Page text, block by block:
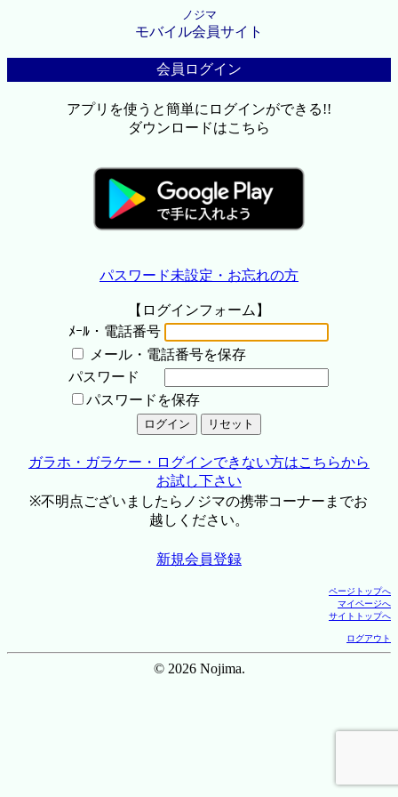
ノジマ
モバイル会員サイト
会員ログイン
アプリを使うと簡単にログインができる!!
ダウンロードはこちら
パスワード未設定・お忘れの方
【ログインフォーム】
ﾒｰﾙ・電話番号
メール・電話番号を保存
パスワード
パスワードを保存
ガラホ・ガラケー・ログインできない方はこちらから
お試し下さい
※不明点ございましたらノジマの携帯コーナーまでお
越しください。
新規会員登録
ページトップへ
マイページへ
サイトトップへ
ログアウト
© 2026 Nojima.